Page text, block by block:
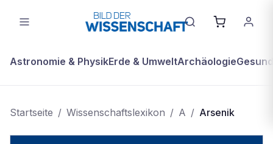
Astronomie & PhysikErde & UmweltArchäologie
Startseite / Wissenschaftslexikon / A / Arsenik